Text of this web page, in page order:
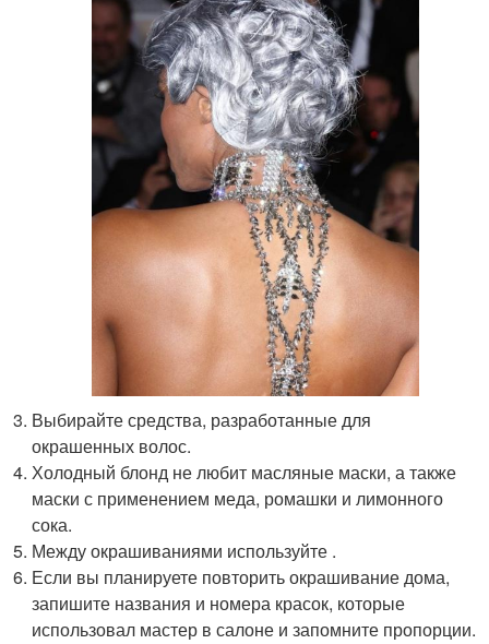
Выбирайте средства, разработанные для
окрашенных волос.
Холодный блонд не любит масляные маски, а также
маски с применением меда, ромашки и лимонного
сока.
Между окрашиваниями используйте .
Если вы планируете повторить окрашивание дома,
запишите названия и номера красок, которые
использовал мастер в салоне и запомните пропорции.